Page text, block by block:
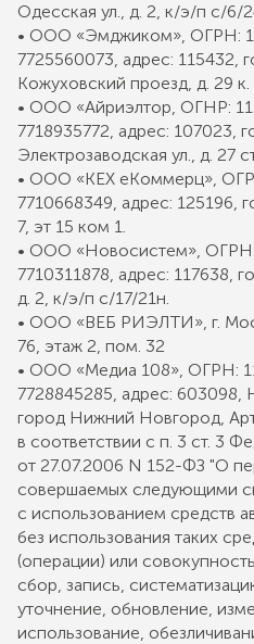
Одесская ул., д. 2, к/э/п с/6/
• ООО «Эмджиком», ОГРН:
7725560073, адрес: 115432,
Кожуховский проезд, д. 29
• ООО «Айриэлтор, ОГНР:
7718935772, адрес: 107023,
Электрозаводская ул., д. 27
• ООО «КЕХ еКоммерц»,
7710668349, адрес: 125196,
7, эт 15 ком 1.
• ООО «Новосистем»,
7710311878, адрес: 117638,
д. 2, к/э/п с/17/21н.
• ООО «ВЕБ РИЭЛТИ», г.
76, этаж 2, пом. 32
• ООО «Медиа 108», ОГРН:
7728845285, адрес: 603098,
город Нижний Новгород,
в соответствии с п. 3 ст. 3
от 27.07.2006 N 152-ФЗ "О
совершаемых следующими
с использованием средств
без использования таких
(операции) или
сбор, запись,
уточнение, обновление,
использование,